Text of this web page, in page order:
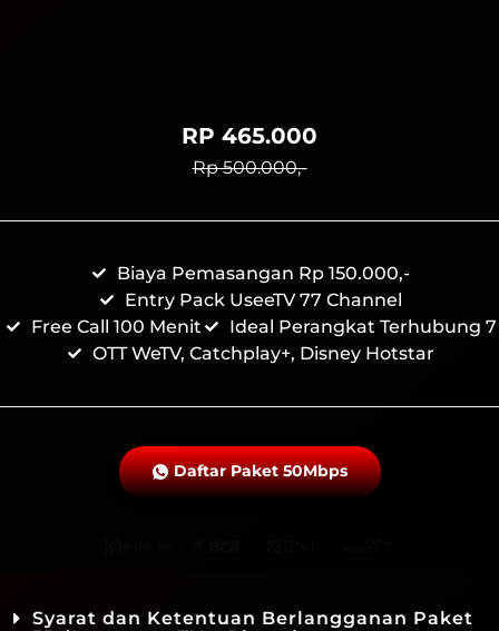
RP 465.000
Rp 500.000,-
Biaya Pemasangan Rp 150.000,-
Entry Pack UseeTV 77 Channel
Free Call 100 Menit
Ideal Perangkat Terhubung 7
OTT WeTV, Catchplay+, Disney Hotstar
Daftar Paket 50Mbps
Syarat dan Ketentuan Berlangganan Paket